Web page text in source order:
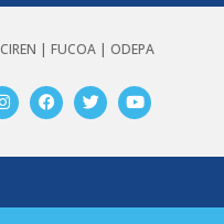
CIREN |FUCOA | ODEPA